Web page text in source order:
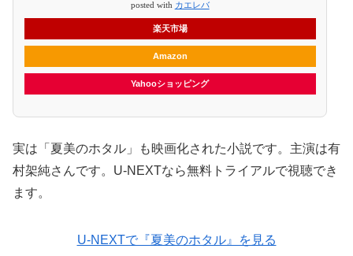
posted with カエレバ
楽天市場
Amazon
Yahooショッピング
実は「夏美のホタル」も映画化された小説です。主演は有
村架純さんです。U-NEXTなら無料トライアルで視聴でき
ます。
U-NEXTで『夏美のホタル』を見る